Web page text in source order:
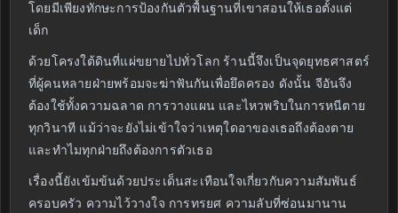
โดยมีเพียงทักษะการป้องกันตัวพื้นฐานที่เขาสอนให้เธอตั้งแต่
เด็ก
ด้วยโครงใต้ดินที่แผ่ขยายไปทั่วโลก ร้านนี้จึงเป็นจุดยุทธศาสตร์
ที่ผู้คนหลายฝ่ายพร้อมจะฆ่าฟันกันเพื่อยึดครอง ดังนั้น จีอันจึง
ต้องใช้ทั้งความฉลาด การวางแผน และไหวพริบในการหนีตาย
ทุกวินาที แม้ว่าจะยังไม่เข้าใจว่าเหตุใดอาของเธอถึงต้องตาย
และทำไมทุกฝ่ายถึงต้องการตัวเธอ
เรื่องนี้ยังเข้มข้นด้วยประเด็นสะเทือนใจเกี่ยวกับความสัมพันธ์
ครอบครัว ความไว้วางใจ การทรยศ ความลับที่ซ่อนมานาน